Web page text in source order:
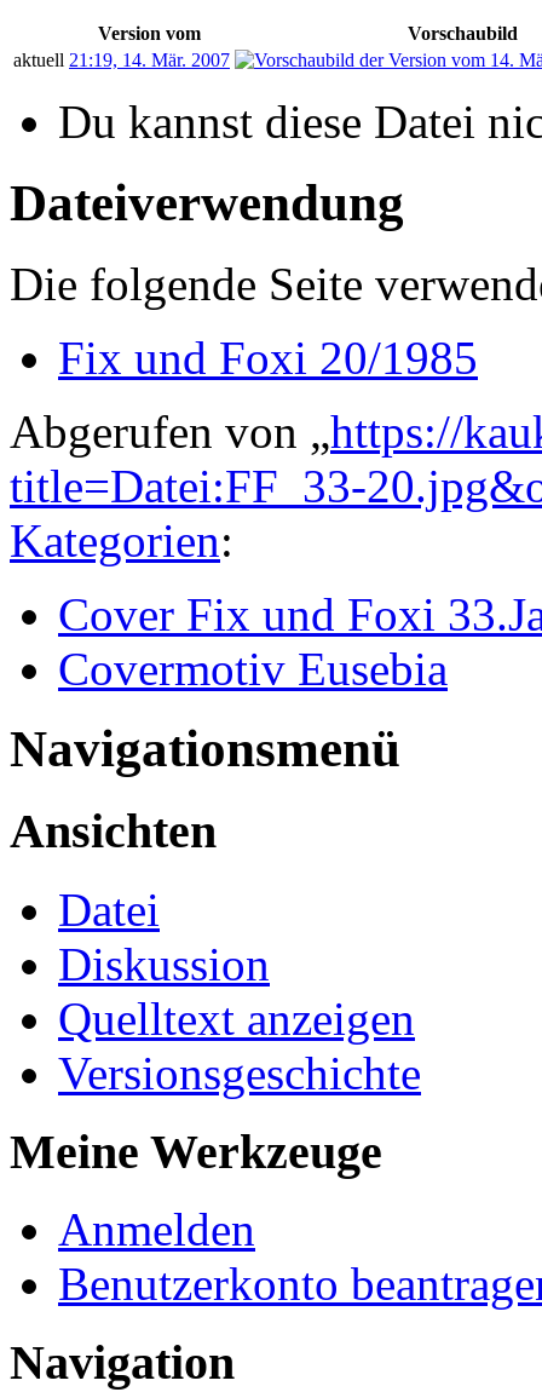
Version vom
Vorschaubild
aktuell 21:19, 14. Mär. 2007
Du kannst diese Datei
Dateiverwendung
Die folgende Seite
Fix und Foxi 20/1985
Abgerufen von „https://
title=Datei:FF_33-
Kategorien:
Cover Fix und Foxi
Covermotiv Eusebia
Navigationsmenü
Ansichten
Datei
Diskussion
Quelltext anzeigen
Versionsgeschichte
Meine Werkzeuge
Anmelden
Benutzerkonto
Navigation